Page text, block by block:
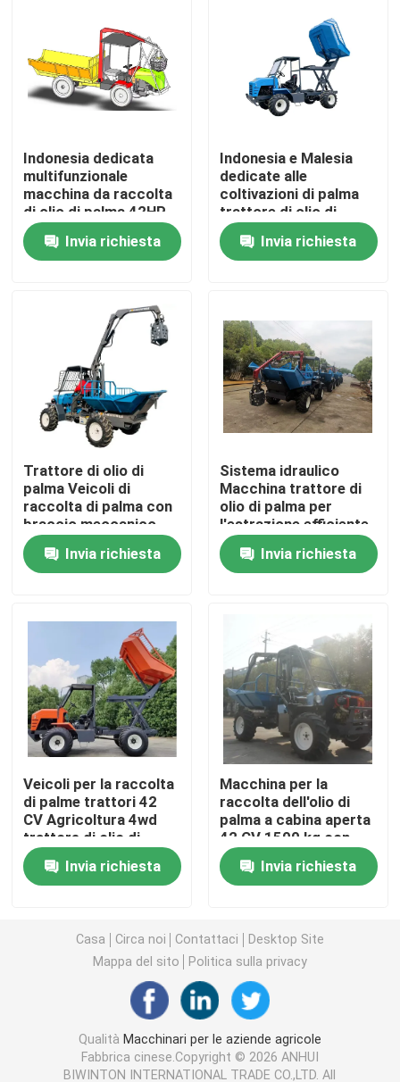
Casa
Prodotti
Visita alla fabbrica
Controllo Qualità
Contattaci
Notizie
Casi
Macchine per la logistica
Macchine per apparecchiature di pulizia
Macchine per imballaggio industriale
Macchine per la costruzione
Attrezzature di soccorso di emergenza
Motori elettrici industriali
Cuscinetti a rulli sferici
Indonesia dedicata
multifunzionale
macchina da raccolta
di olio di palma 42HP
con PTO
Invia richiesta
Indonesia e Malesia
dedicate alle
coltivazioni di palma
trattore di olio di
palma camion da
raccoltaInvia richiesta
Trattore di olio di
palma Veicoli di
raccolta di palma con
braccio meccanico
robotico
Invia richiesta
Sistema idraulico
Macchina trattore di
olio di palma per
l'estrazione efficiente
di olio di palma
Indonesia dedicata
Invia richiesta
Veicoli per la raccolta
di palme trattori 42
CV Agricoltura 4wd
trattore di olio di
palma con PTO
Indonesia dedicato
Invia richiesta
Macchina per la
raccolta dell'olio di
palma a cabina aperta
42 CV 1500 kg con
grapple Indonesia
dedicataInvia richiesta
Casa Circa noi Contattaci
Desktop Site
Mappa del sito
Politica sulla privacy
Qualità Macchinari per le aziende agricole
Fabbrica cinese.Copyright © 2026 ANHUI
BIWINTON INTERNATIONAL TRADE CO.,LTD. All